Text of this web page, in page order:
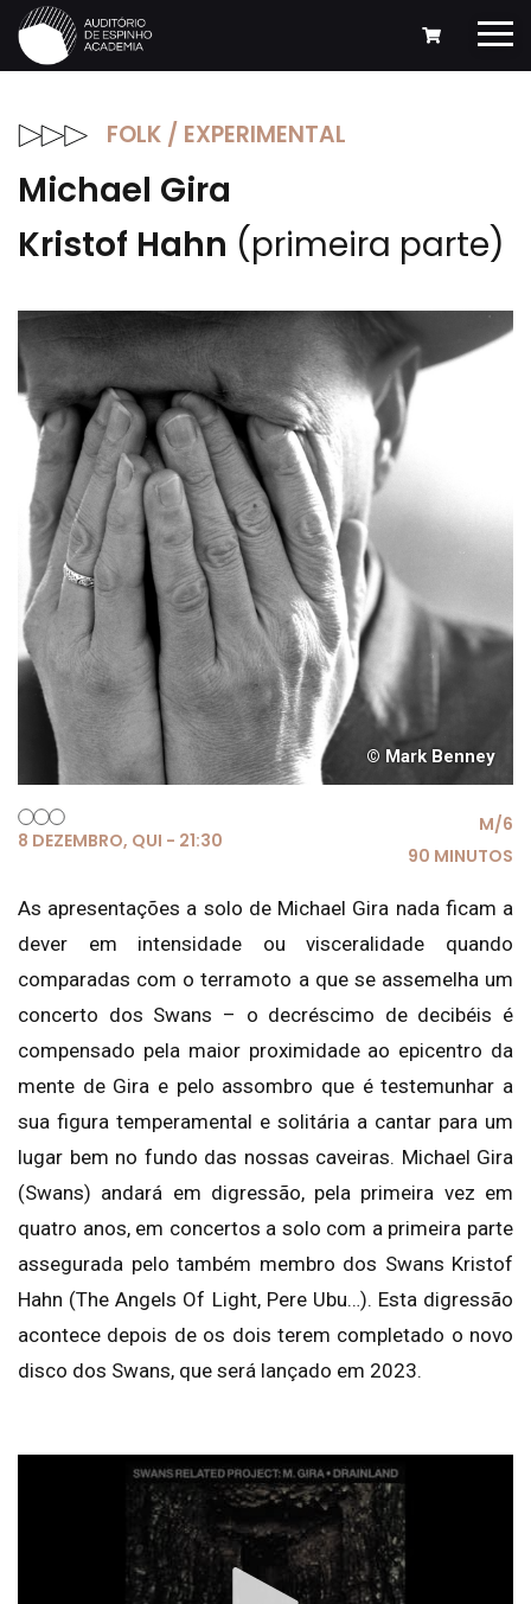
FOLK / EXPERIMENTAL
Michael Gira
Kristof Hahn (primeira parte)
© Mark Benney
8 DEZEMBRO, QUI - 21:30
M/6
90 MINUTOS
As apresentações a solo de Michael Gira nada ficam a
dever em intensidade ou visceralidade quando
comparadas com o terramoto a que se assemelha um
concerto dos Swans – o decréscimo de decibéis é
compensado pela maior proximidade ao epicentro da
mente de Gira e pelo assombro que é testemunhar a
sua figura temperamental e solitária a cantar para um
lugar bem no fundo das nossas caveiras. Michael Gira
(Swans) andará em digressão, pela primeira vez em
quatro anos, em concertos a solo com a primeira parte
assegurada pelo também membro dos Swans Kristof
Hahn (The Angels Of Light, Pere Ubu…). Esta digressão
acontece depois de os dois terem completado o novo
disco dos Swans, que será lançado em 2023.